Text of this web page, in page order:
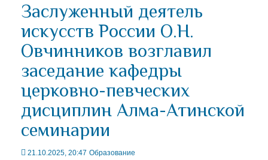
Заслуженный деятель
искусств России О.Н.
Овчинников возглавил
заседание кафедры
церковно-певческих
дисциплин Алма-Атинской
семинарии
21.10.2025, 20:47 Образование